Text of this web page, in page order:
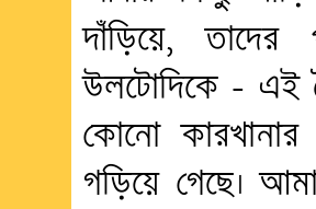
দাঁড়িয়ে,
উলটোদিকে – এই
কোনো কারখানার
গড়িয়ে গেছে।